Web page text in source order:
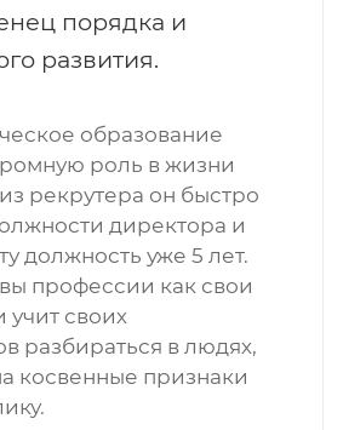
порядка и
развития.
образование
роль в жизни
рекрутера он быстро
директора и
должность уже 5 лет.
профессии как свои
учит своих
разбираться в людях,
косвенные признаки